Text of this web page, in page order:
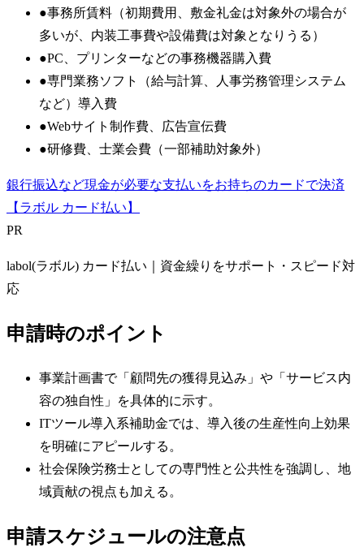
●事務所賃料（初期費用、敷金礼金は対象外の場合が
多いが、内装工事費や設備費は対象となりうる）
●PC、プリンターなどの事務機器購入費
●専門業務ソフト（給与計算、人事労務管理システム
など）導入費
●Webサイト制作費、広告宣伝費
●研修費、士業会費（一部補助対象外）
銀行振込など現金が必要な支払いをお持ちのカードで決済
【ラボル カード払い】
PR
labol(ラボル) カード払い｜資金繰りをサポート・スピード対
応
申請時のポイント
事業計画書で「顧問先の獲得見込み」や「サービス内
容の独自性」を具体的に示す。
ITツール導入系補助金では、導入後の生産性向上効果
を明確にアピールする。
社会保険労務士としての専門性と公共性を強調し、地
域貢献の視点も加える。
申請スケジュールの注意点